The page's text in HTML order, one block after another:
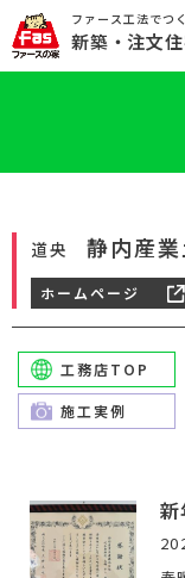
ファース工法でつ
新築 ・注文
道央 静内産
ホームページ
工務店TOP
施工実例